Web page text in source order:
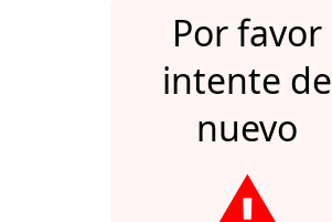
Por favor
intente de
nuevo